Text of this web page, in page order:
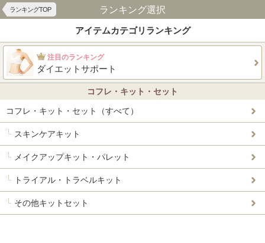
ランキング選択
ランキングTOP
アイテムカテゴリランキング
注目のランキング
ダイエットサポート
コフレ・キット・セット
コフレ・キット・セット（すべて）
スキンケアキット
メイクアップキット・パレット
トライアル・トラベルキット
その他キットセット